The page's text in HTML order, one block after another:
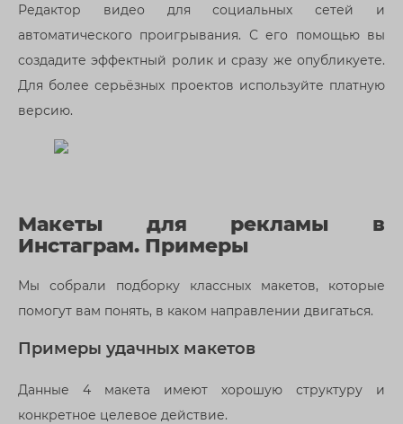
Редактор видео для социальных сетей и
автоматического проигрывания. С его помощью вы
создадите эффектный ролик и сразу же опубликуете.
Для более серьёзных проектов используйте платную
версию.
Макеты для рекламы в
Инстаграм. Примеры
Мы собрали подборку классных макетов, которые
помогут вам понять, в каком направлении двигаться.
Примеры удачных макетов
Данные 4 макета имеют хорошую структуру и
конкретное целевое действие.